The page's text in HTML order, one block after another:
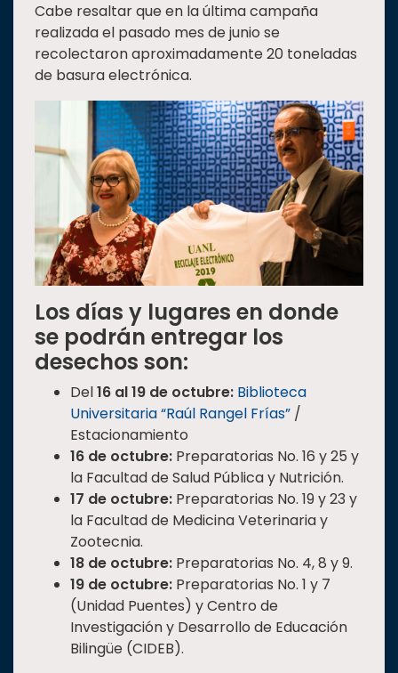
Cabe resaltar que en la última campaña
realizada el pasado mes de junio se
recolectaron aproximadamente 20 toneladas
de basura electrónica.
Los días y lugares en donde
se podrán entregar los
desechos son:
Del16 al 19 de octubre: Biblioteca
Universitaria “Raúl Rangel Frías” /
Estacionamiento
16 de octubre: Preparatorias No. 16 y 25 y
la Facultad de Salud Pública y Nutrición.
17 de octubre: Preparatorias No. 19 y 23 y
la Facultad de Medicina Veterinaria y
Zootecnia.
18 de octubre: Preparatorias No. 4, 8 y 9.
19 de octubre: Preparatorias No. 1 y 7
(Unidad Puentes) y Centro de
Investigación y Desarrollo de Educación
Bilingüe (CIDEB).